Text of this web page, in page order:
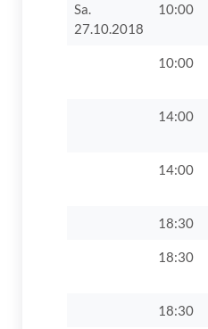
Sa.
27.10.2018
10:00
10:00
14:00
14:00
18:30
18:30
18:30